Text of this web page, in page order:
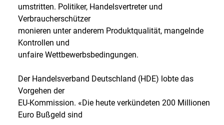
umstritten. Politiker, Handelsvertreter und
Verbraucherschützer
monieren unter anderem Produktqualität, mangelnde
Kontrollen und
unfaire Wettbewerbsbedingungen.
Der Handelsverband Deutschland (HDE) lobte das
Vorgehen der
EU-Kommission. «Die heute verkündeten 200 Millionen
Euro Bußgeld sind